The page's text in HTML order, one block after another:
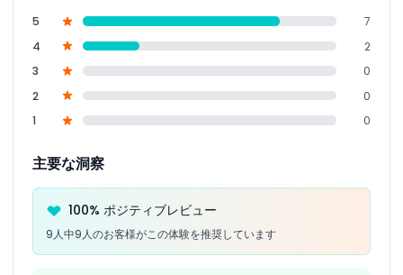
5
7
4
2
3
0
2
0
1
0
主要な洞察
100% ポジティブレビュー
9人中9人のお客様がこの体験を推奨しています